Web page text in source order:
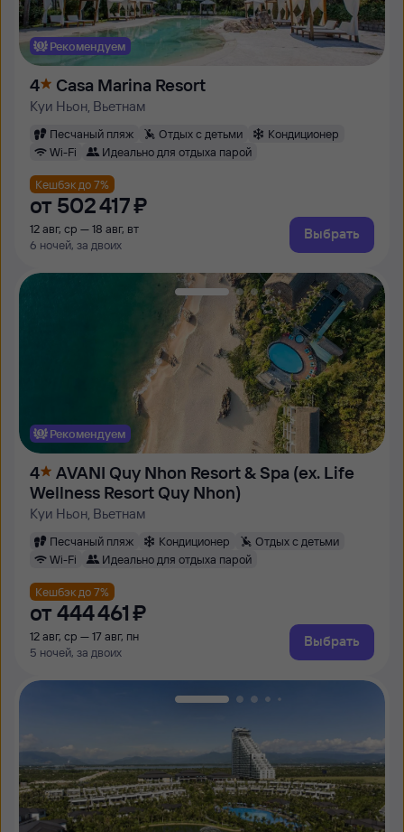
Рекомендуем
4 Casa Marina Resort
Куи Ньон, Вьетнам
Песчаный пляж Отдых с детьми
Кондиционер
Wi-Fi
Идеально для отдыха парой
Кешбэк до 7%
от 502 ⁠417 ⁠₽
12 авг, ср — 18 авг, вт
6 ночей, за двоих
Выбрать
Рекомендуем
4
AVANI Quy Nhon Resort & Spa (ex. Life
Wellness Resort Quy Nhon)
Куи Ньон, Вьетнам
Песчаный пляж Кондиционер
Отдых с детьми
Wi-Fi
Идеально для отдыха парой
Кешбэк до 7%
от 444 ⁠461 ⁠₽
12 авг, ср — 17 авг, пн
5 ночей, за двоих
Выбрать